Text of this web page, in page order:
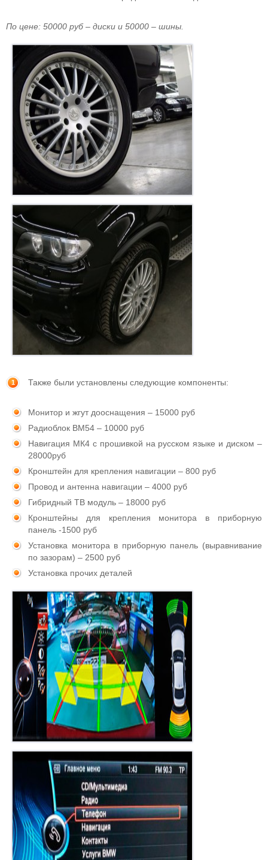
По цене: 50000 руб – диски и 50000 – шины.
Также были установлены следующие компоненты:
Монитор и жгут дооснащения – 15000 руб
Радиоблок ВМ54 – 10000 руб
Навигация МК4 с прошивкой на русском языке и диском –
28000руб
Кронштейн для крепления навигации – 800 руб
Провод и антенна навигации – 4000 руб
Гибридный ТВ модуль – 18000 руб
Кронштейны для крепления монитора в приборную
панель -1500 руб
Установка монитора в приборную панель (выравнивание
по зазорам) – 2500 руб
Установка прочих деталей